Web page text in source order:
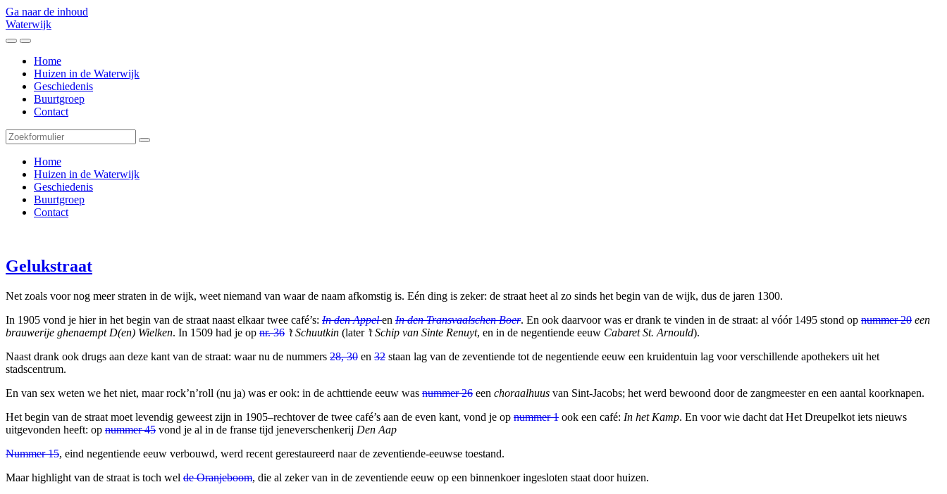
Ga naar de inhoud
Waterwijk
Toggle
mobiele
menu
Toggle
het
zoekveld
Home
Huizen in de Waterwijk
Geschiedenis
Buurtgroep
Contact
Zoeken
Home
Huizen in de Waterwijk
Geschiedenis
Buurtgroep
Contact
Gelukstraat
Net zoals voor nog meer straten in de wijk, weet niemand van waar de naam afkomstig is. Eén ding is zeker: de straat heet al zo sinds het begin van de wijk, dus de jaren 1300.
In 1905 vond je hier in het begin van de straat naast elkaar twee café’s: In den Appel en In den Transvaalschen Boer. En ook daarvoor was er drank te vinden in de straat: al vóór 1495 stond op nummer 20 een
brauwerije ghenaempt D(en) Wielken. In 1509 had je op nr. 36 ’t Schuutkin (later ’t Schip van Sinte Renuyt, en in de negentiende eeuw Cabaret St. Arnould).
Naast drank ook drugs aan deze kant van de straat: waar nu de nummers 28, 30 en 32 staan lag van de zeventiende tot de negentiende eeuw een kruidentuin lag voor verschillende apothekers uit het
stadscentrum.
En van sex weten we het niet, maar rock’n’roll (nu ja) was er ook: in de achttiende eeuw was nummer 26 een choraalhuus van Sint-Jacobs; het werd bewoond door de zangmeester en een aantal koorknapen.
Het begin van de straat moet levendig geweest zijn in 1905–rechtover de twee café’s aan de even kant, vond je op nummer 1 ook een café: In het Kamp. En voor wie dacht dat Het Dreupelkot iets nieuws
uitgevonden heeft: op nummer 45 vond je al in de franse tijd jeneverschenkerij Den Aap
Nummer 15, eind negentiende eeuw verbouwd, werd recent gerestaureerd naar de zeventiende-eeuwse toestand.
Maar highlight van de straat is toch wel de Oranjeboom, die al zeker van in de zeventiende eeuw op een binnenkoer ingesloten staat door huizen.